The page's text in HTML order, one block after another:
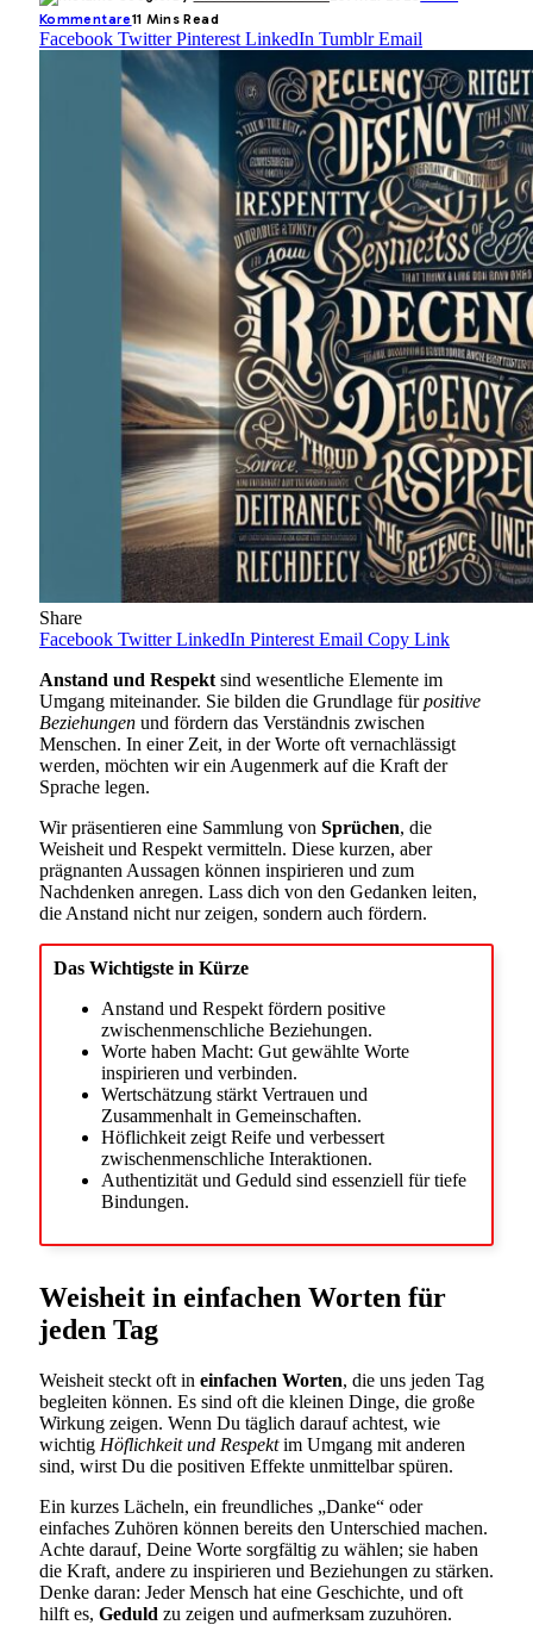
Kommentare11 Mins Read
Facebook Twitter Pinterest LinkedIn Tumblr Email
Share
Facebook Twitter LinkedIn Pinterest Email Copy Link
Anstand und Respekt sind wesentliche Elemente im
Umgang miteinander. Sie bilden die Grundlage fürpositive
Beziehungen und fördern das Verständnis zwischen
Menschen. In einer Zeit, in der Worte oft vernachlässigt
werden, möchten wir ein Augenmerk auf die Kraft der
Sprache legen.
Wir präsentieren eine Sammlung von Sprüchen, die
Weisheit und Respekt vermitteln. Diese kurzen, aber
prägnanten Aussagen können inspirieren und zum
Nachdenken anregen. Lass dich von den Gedanken leiten,
die Anstand nicht nur zeigen, sondern auch fördern.
Das Wichtigste in Kürze
Anstand und Respekt fördern positive
zwischenmenschliche Beziehungen.
Worte haben Macht: Gut gewählte Worte
inspirieren und verbinden.
Wertschätzung stärkt Vertrauen und
Zusammenhalt in Gemeinschaften.
Höflichkeit zeigt Reife und verbessert
zwischenmenschliche Interaktionen.
Authentizität und Geduld sind essenziell für tiefe
Bindungen.
Weisheit in einfachen Worten für
jeden Tag
Weisheit steckt oft in einfachen Worten, die uns jeden Tag
begleiten können. Es sind oft die kleinen Dinge, die große
Wirkung zeigen. Wenn Du täglich darauf achtest, wie
wichtig Höflichkeit und Respektim Umgang mit anderen
sind, wirst Du die positiven Effekte unmittelbar spüren.
Ein kurzes Lächeln, ein freundliches „Danke“ oder
einfaches Zuhören können bereits den Unterschied machen.
Achte darauf, Deine Worte sorgfältig zu wählen; sie haben
die Kraft, andere zu inspirieren und Beziehungen zu stärken.
Denke daran: Jeder Mensch hat eine Geschichte, und oft
hilft es, Geduld zu zeigen und aufmerksam zuzuhören.